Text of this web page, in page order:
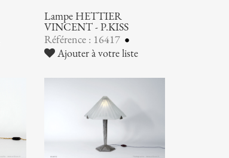
Lampe HETTIER
VINCENT - P.KISS
Référence : 16417
Ajouter à votre liste